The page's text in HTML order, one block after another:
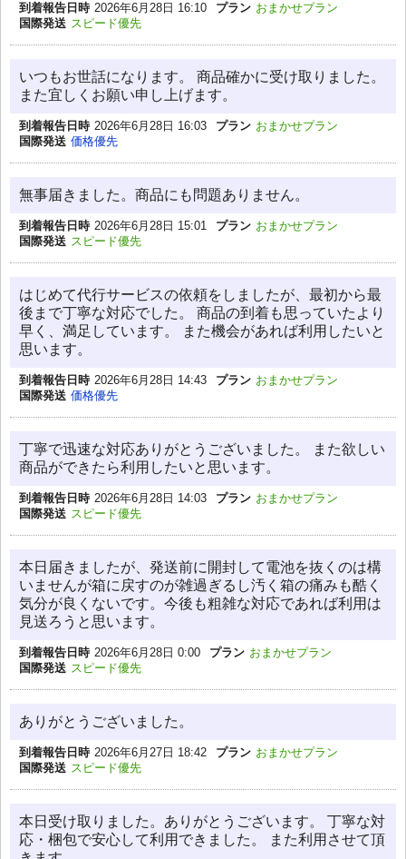
到着報告日時 2026年6月28日 16:10 プラン おまかせプラン
国際発送 スピード優先
いつもお世話になります。 商品確かに受け取りました。
また宜しくお願い申し上げます。
到着報告日時 2026年6月28日 16:03 プラン おまかせプラン
国際発送 価格優先
無事届きました。商品にも問題ありません。
到着報告日時 2026年6月28日 15:01 プラン おまかせプラン
国際発送 スピード優先
はじめて代行サービスの依頼をしましたが、最初から最
後まで丁寧な対応でした。 商品の到着も思っていたより
早く、満足しています。 また機会があれば利用したいと
思います。
到着報告日時 2026年6月28日 14:43 プラン おまかせプラン
国際発送 価格優先
丁寧で迅速な対応ありがとうございました。 また欲しい
商品ができたら利用したいと思います。
到着報告日時 2026年6月28日 14:03 プラン おまかせプラン
国際発送 スピード優先
本日届きましたが、発送前に開封して電池を抜くのは構
いませんが箱に戻すのが雑過ぎるし汚く箱の痛みも酷く
気分が良くないです。今後も粗雑な対応であれば利用は
見送ろうと思います。
到着報告日時 2026年6月28日 0:00 プラン おまかせプラン
国際発送 スピード優先
ありがとうございました。
到着報告日時 2026年6月27日 18:42 プラン おまかせプラン
国際発送 スピード優先
本日受け取りました。ありがとうございます。 丁寧な対
応・梱包で安心して利用できました。 また利用させて頂